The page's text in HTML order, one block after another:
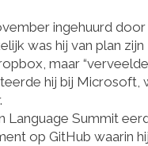
ingehuurd
was hij van plan zijn
maar
hij bij Microsoft,
Language Summit
op GitHub waarin